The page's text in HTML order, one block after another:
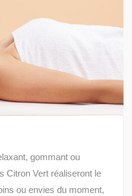
gommant ou
Citron Vert réaliseront le
ou envies du moment,